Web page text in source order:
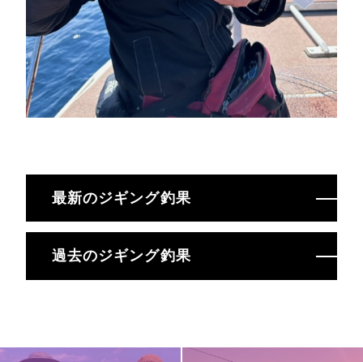
最新のジギング釣果
過去のジギング釣果